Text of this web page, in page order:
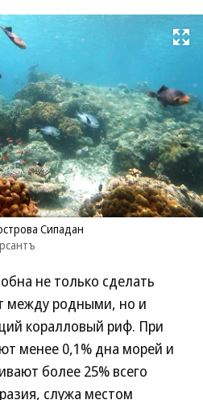
Развернуть
Сипадан
не только сделать
между родными, но и
коралловый риф. При
менее 0,1% дна морей и
более 25% всего
служа местом